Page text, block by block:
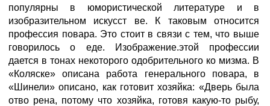
популярны в юмористической литературе и в
изобразительном искусст ве. К таковым относится
профессия повара. Это стоит в связи с тем, что выше
говорилось о еде. Изображение.этой профессии
дается в тонах некоторого одобрительного ко мизма. В
«Коляске» описана работа генерального повара, в
«Шинели» описано, как готовит хозяйка: «Дверь была
отво рена, потому что хозяйка, готовя какую-то рыбу,